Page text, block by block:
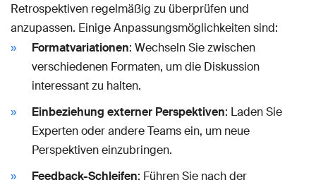
Retrospektiven regelmäßig zu überprüfen und
anzupassen. Einige Anpassungsmöglichkeiten sind:
Formatvariationen: Wechseln Sie zwischen
verschiedenen Formaten, um die Diskussion
interessant zu halten.
Einbeziehung externer Perspektiven: Laden Sie
Experten oder andere Teams ein, um neue
Perspektiven einzubringen.
Feedback-Schleifen: Führen Sie nach der